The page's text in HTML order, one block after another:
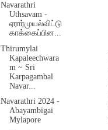
Navarathri
Uthsavam -
ஏரார்முயல்விட்டு
காக்கைப்பின...
Thirumylai
Kapaleechwara
m ~ Sri
Karpagambal
Navar...
Navarathri 2024 -
Abayambigai
Mylapore